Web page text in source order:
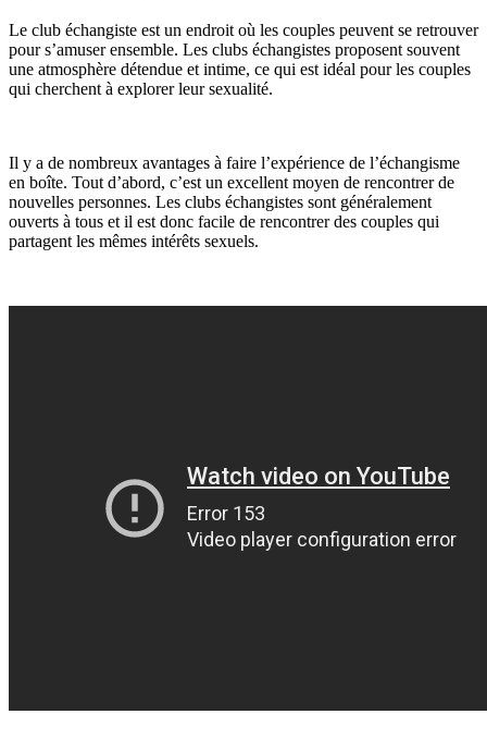
Le club échangiste est un endroit où les couples peuvent se retrouver
pour s’amuser ensemble. Les clubs échangistes proposent souvent
une atmosphère détendue et intime, ce qui est idéal pour les couples
qui cherchent à explorer leur sexualité.
Il y a de nombreux avantages à faire l’expérience de l’échangisme
en boîte. Tout d’abord, c’est un excellent moyen de rencontrer de
nouvelles personnes. Les clubs échangistes sont généralement
ouverts à tous et il est donc facile de rencontrer des couples qui
partagent les mêmes intérêts sexuels.